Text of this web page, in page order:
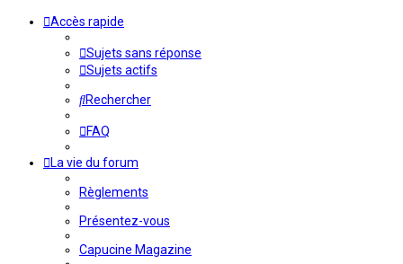
Accès rapide
Sujets sans réponse
Sujets actifs
Rechercher
FAQ
La vie du forum
Règlements
Présentez-vous
Capucine Magazine